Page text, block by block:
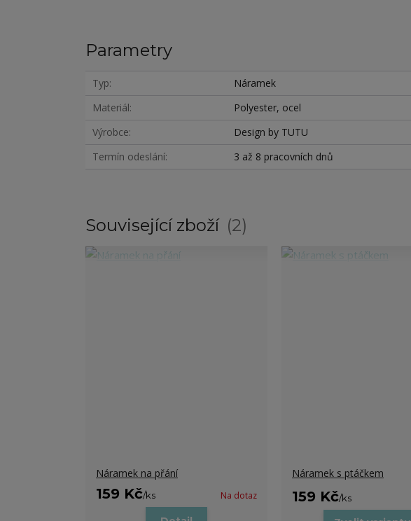
Parametry
Typ
Náramek
Materiál
Polyester, ocel
Výrobce
Design by TUTU
Termín odeslání
3 až 8 pracovních dnů
Související zboží 2
Náramek na přání
159 Kč/ks Na dotaz
Náramek s ptáčkem
159 Kč/ks